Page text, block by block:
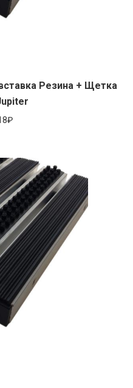
Резина + Щетка
₽